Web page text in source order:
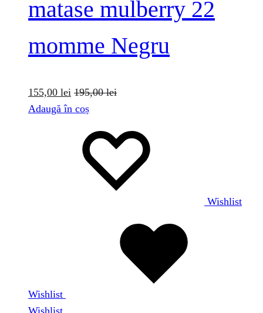
matase mulberry 22
momme Negru
155,00 lei 195,00lei
Adaugă în coș
Wishlist
Wishlist
Wishlist